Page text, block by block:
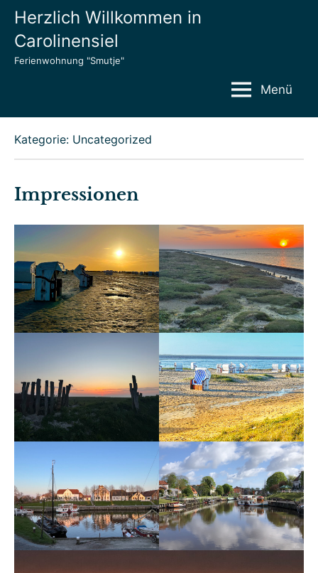
Zum
springen
Herzlich Willkommen in
Carolinensiel
Ferienwohnung "Smutje"
Menü
Kategorie: Uncategorized
Impressionen
30.
Mai
2024